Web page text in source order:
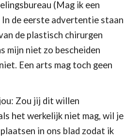
(Mag ik een
In de eerste advertentie staan
de plastisch chirurgen
mijn niet zo bescheiden
Een arts mag toch geen
Zou jij dit willen
het werkelijk niet mag, wil je
in ons blad zodat ik